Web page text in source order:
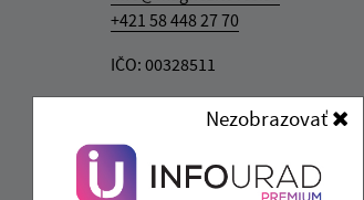
Nezobrazovať
+421 58 448 27 70
IČO: 00328511